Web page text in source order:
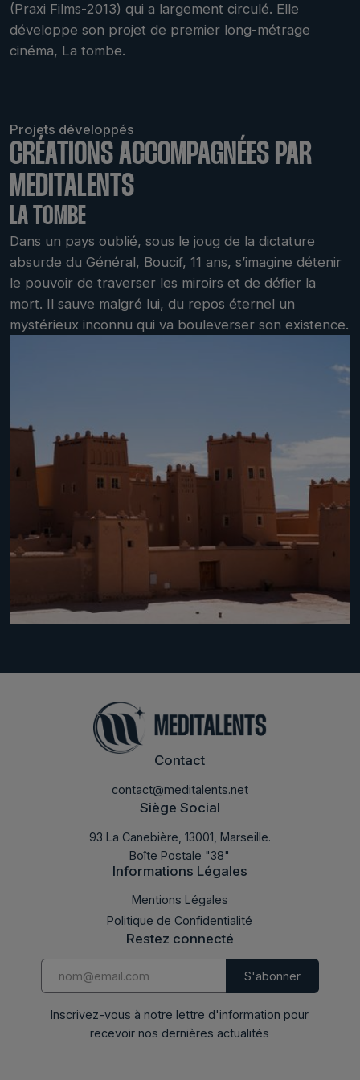
(Praxi Films-2013) qui a largement circulé. Elle
développe son projet de premier long-métrage
cinéma, La tombe.
Projets développés
CRÉATIONS ACCOMPAGNÉES PAR
MEDITALENTS
LABMED 2016
LA TOMBE
Dans un pays oublié, sous le joug de la dictature
absurde du Général, Boucif, 11 ans, s’imagine détenir
le pouvoir de traverser les miroirs et de défier la
mort. Il sauve malgré lui, du repos éternel un
mystérieux inconnu qui va bouleverser son existence.
Contact
contact@meditalents.net
Siège Social
93 La Canebière, 13001, Marseille.
Boîte Postale "38"
Informations Légales
Mentions Légales
Politique de Confidentialité
Restez connecté
Inscrivez-vous à notre lettre d'information pour
recevoir nos dernières actualités